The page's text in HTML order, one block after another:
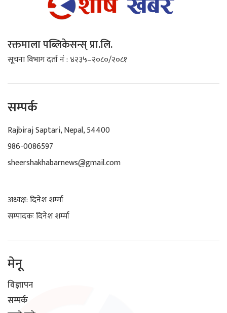
रक्तमाला पब्लिकेसन्स् प्रा.लि.
सूचना विभाग दर्ता नं : ४२३५–२०८०/२०८१
सम्पर्क
Rajbiraj Saptari, Nepal, 54400
986-0086597
sheershakhabarnews@gmail.com
अध्यक्ष: दिनेश शर्म्मा
सम्पादकः दिनेश शर्म्मा
मेनू
विज्ञापन
सम्पर्क